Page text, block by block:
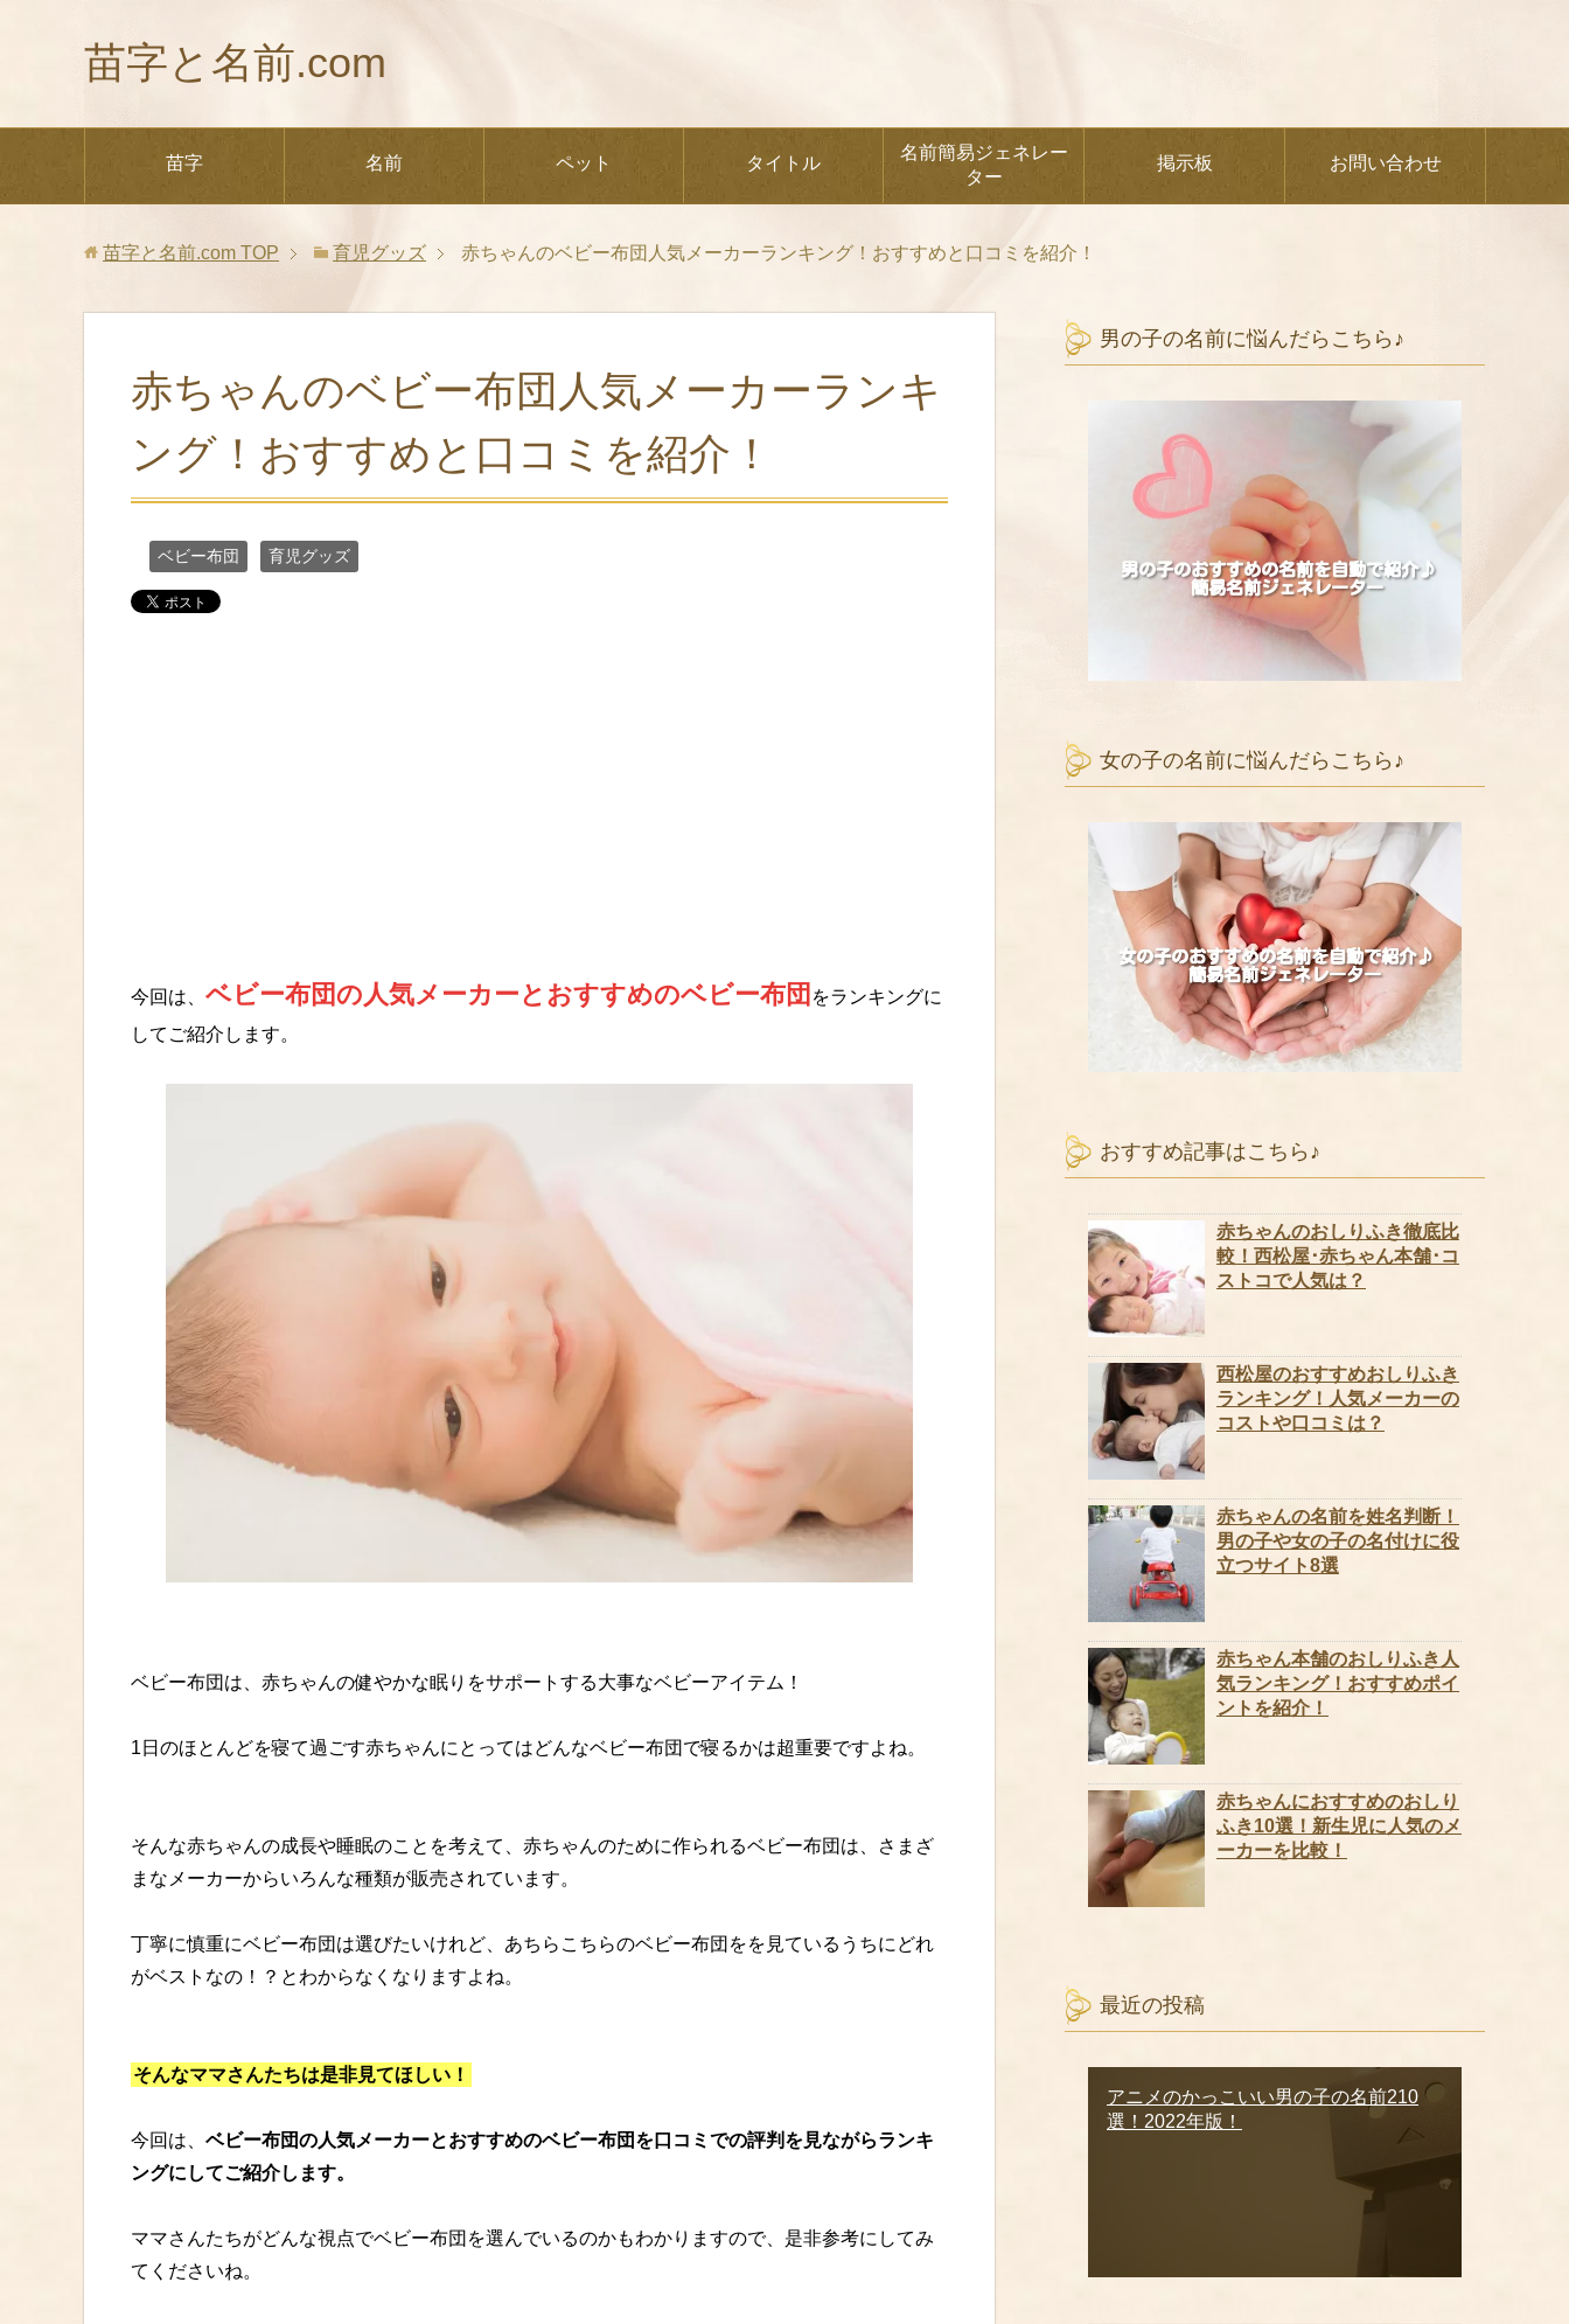
苗字と名前.com
苗字 名前 ペット タイトル
名前簡易ジェネレー
ター
掲示板 お問い合わせ
苗字と名前.com TOP 育児グッズ 赤ちゃんのベビー布団人気メーカーランキング！おすすめと口コミを紹介！
赤ちゃんのベビー布団人気メーカーランキ
ング！おすすめと口コミを紹介！
ベビー布団 育児グッズ
今回は、 ベビー布団の人気メーカーとおすすめのベビー布団 をランキングに
してご紹介します。
ベビー布団は、赤ちゃんの健やかな眠りをサポートする大事なベビーアイテム！
1日のほとんどを寝て過ごす赤ちゃんにとってはどんなベビー布団で寝るかは超重要ですよね。
そんな赤ちゃんの成長や睡眠のことを考えて、赤ちゃんのために作られるベビー布団は、さまざ
まなメーカーからいろんな種類が販売されています。
丁寧に慎重にベビー布団は選びたいけれど、あちらこちらのベビー布団をを見ているうちにどれ
がベストなの！？とわからなくなりますよね。
そんなママさんたちは是非見てほしい！
今回は、 ベビー布団の人気メーカーとおすすめのベビー布団を口コミでの評判を見ながらランキ
ングにしてご紹介します。
ママさんたちがどんな視点でベビー布団を選んでいるのかもわかりますので、是非参考にしてみ
てくださいね。
男の子の名前に悩んだらこちら♪
女の子の名前に悩んだらこちら♪
おすすめ記事はこちら♪
赤ちゃんのおしりふき徹底比
較！西松屋･赤ちゃん本舗･コ
ストコで人気は？
西松屋のおすすめおしりふき
ランキング！人気メーカーの
コストや口コミは？
赤ちゃんの名前を姓名判断！
男の子や女の子の名付けに役
立つサイト8選
赤ちゃん本舗のおしりふき人
気ランキング！おすすめポイ
ントを紹介！
赤ちゃんにおすすめのおしり
ふき10選！新生児に人気のメ
ーカーを比較！
最近の投稿
アニメのかっこいい男の子の名前210
選！2022年版！